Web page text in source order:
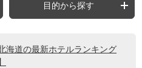
目的から探す
海道の最新ホテルランキング